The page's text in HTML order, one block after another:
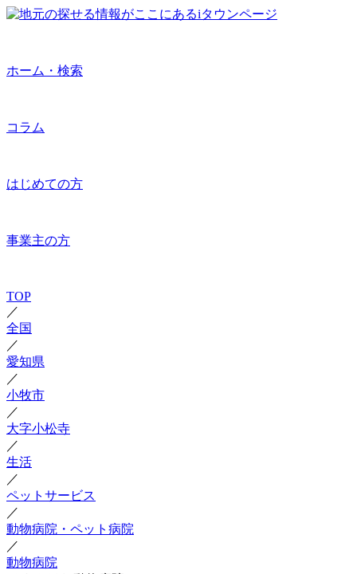
ホーム・検索
コラム
はじめての方
事業主の方
TOP
／
全国
／
愛知県
／
小牧市
／
大字小松寺
／
生活
／
ペットサービス
／
動物病院・ペット病院
／
動物病院